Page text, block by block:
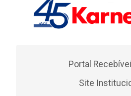
Portal
Site